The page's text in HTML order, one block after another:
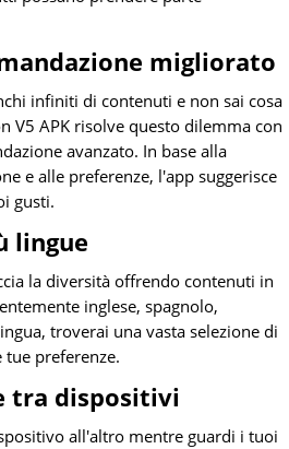
migliorato
infiniti di contenuti e non sai cosa
V5 APK risolve questo dilemma con
avanzato. In base alla
e alle preferenze, l'app suggerisce
gusti.
lingue
la diversità offrendo contenuti in
inglese, spagnolo,
troverai una vasta selezione di
preferenze.
tra dispositivi
all'altro mentre guardi i tuoi